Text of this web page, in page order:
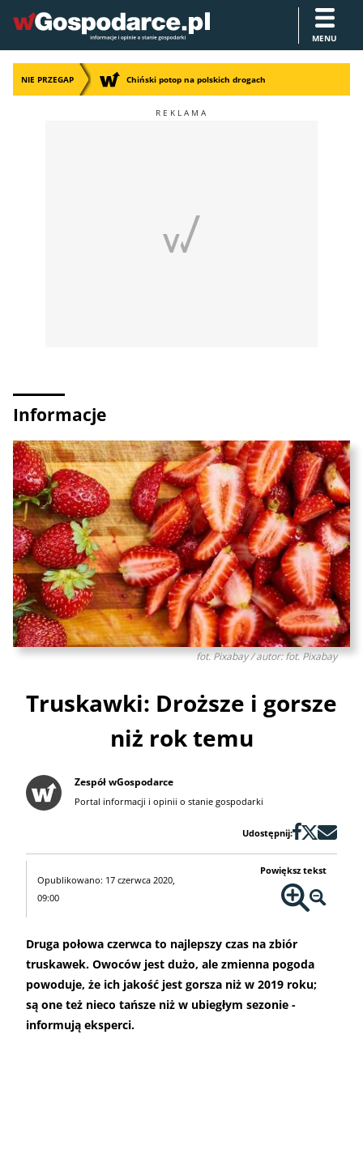
MENU
NIE PRZEGAP Chiński potop na polskich drogach
Informacje
fot. Pixabay / autor: fot. Pixabay
Truskawki: Droższe i gorsze
niż rok temu
Zespół wGospodarce
Portal informacji i opinii o stanie gospodarki
Udostępnij:
Opublikowano: 17 czerwca 2020,
09:00
Powiększ tekst
Druga połowa czerwca to najlepszy czas na zbiór
truskawek. Owoców jest dużo, ale zmienna pogoda
powoduje, że ich jakość jest gorsza niż w 2019 roku;
są one też nieco tańsze niż w ubiegłym sezonie -
informują eksperci.